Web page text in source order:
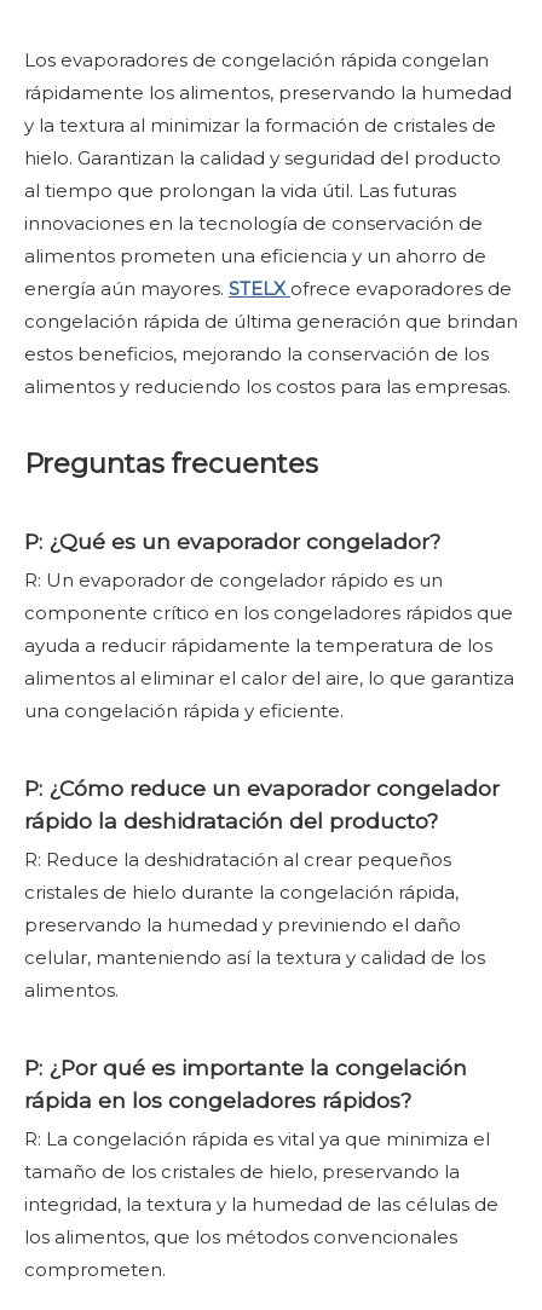
Los evaporadores de congelación rápida congelan
rápidamente los alimentos, preservando la humedad
y la textura al minimizar la formación de cristales de
hielo. Garantizan la calidad y seguridad del producto
al tiempo que prolongan la vida útil. Las futuras
innovaciones en la tecnología de conservación de
alimentos prometen una eficiencia y un ahorro de
energía aún mayores. STELX ofrece evaporadores de
congelación rápida de última generación que brindan
estos beneficios, mejorando la conservación de los
alimentos y reduciendo los costos para las empresas.
Preguntas frecuentes
P: ¿Qué es un evaporador congelador?
R: Un evaporador de congelador rápido es un
componente crítico en los congeladores rápidos que
ayuda a reducir rápidamente la temperatura de los
alimentos al eliminar el calor del aire, lo que garantiza
una congelación rápida y eficiente.
P: ¿Cómo reduce un evaporador congelador
rápido la deshidratación del producto?
R: Reduce la deshidratación al crear pequeños
cristales de hielo durante la congelación rápida,
preservando la humedad y previniendo el daño
celular, manteniendo así la textura y calidad de los
alimentos.
P: ¿Por qué es importante la congelación
rápida en los congeladores rápidos?
R: La congelación rápida es vital ya que minimiza el
tamaño de los cristales de hielo, preservando la
integridad, la textura y la humedad de las células de
los alimentos, que los métodos convencionales
comprometen.